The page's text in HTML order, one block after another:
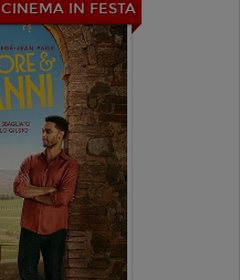
CINEMA IN FESTA